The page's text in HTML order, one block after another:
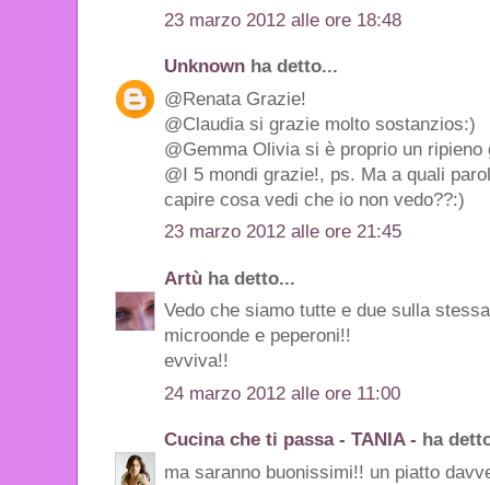
23 marzo 2012 alle ore 18:48
Unknown ha detto...
@Renata Grazie!
@Claudia si grazie molto sostanzios:)
@Gemma Olivia si è proprio un ripieno
@I 5 mondi grazie!, ps. Ma a quali
capire cosa vedi che io non vedo??:)
23 marzo 2012 alle ore 21:45
Artù ha detto...
Vedo che siamo tutte e due sulla
microonde e peperoni!!
evviva!!
24 marzo 2012 alle ore 11:00
Cucina che ti passa - TANIA - ha
ma saranno buonissimi!! un piatto